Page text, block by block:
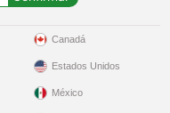
Canadá
Estados Unidos
México